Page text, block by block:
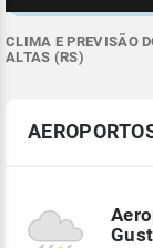
CLIMA E PREVISÃO
ALTAS (RS)